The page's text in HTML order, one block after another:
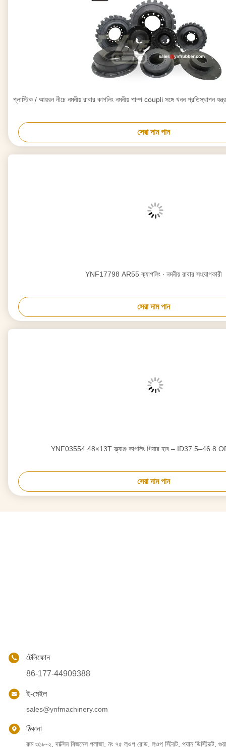
প্লাস্টিক / আয়রন নীচে নমনীয় রাবার কাপলিং নমনীয় পাম্প coupli সঙ্গে খনন প্রতিস্থাপন
সেরা দাম পান
YNF17798 AR55 ক্যাপলিং ∙ নমনীয় রাবার সংযোগকারী
সেরা দাম পান
YNF03554 48×13T ফ্ল্যাঞ্জ কাপলিং গিয়ার হাব – ID37.5–46.8
সেরা দাম পান
টেলিফোন
86-177-44909388
ই-মেইল
sales@ynfmachinery.com
ঠিকানা
রুম ৩১৮-২, দাক্সিন বিজনেস প্লাজা, নং ৭৫ লুওপু রোড, লুওপু স্ট্রিট, প্যানু ডিস্ট্রিক্ট,